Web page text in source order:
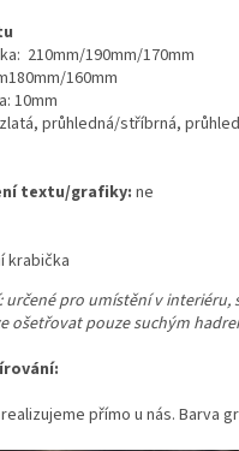
210mm/190mm/170mm
160mm
10mm
průhledná/stříbrná,
textu/grafiky:ne
krabička
určené pro umístění v
ošetřovat pouze suchým
přímo u nás. Barva